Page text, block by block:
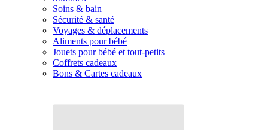
Soins & bain
Sécurité & santé
Voyages & déplacements
Aliments pour bébé
Jouets pour bébé et tout-petits
Coffrets cadeaux
Bons & Cartes cadeaux